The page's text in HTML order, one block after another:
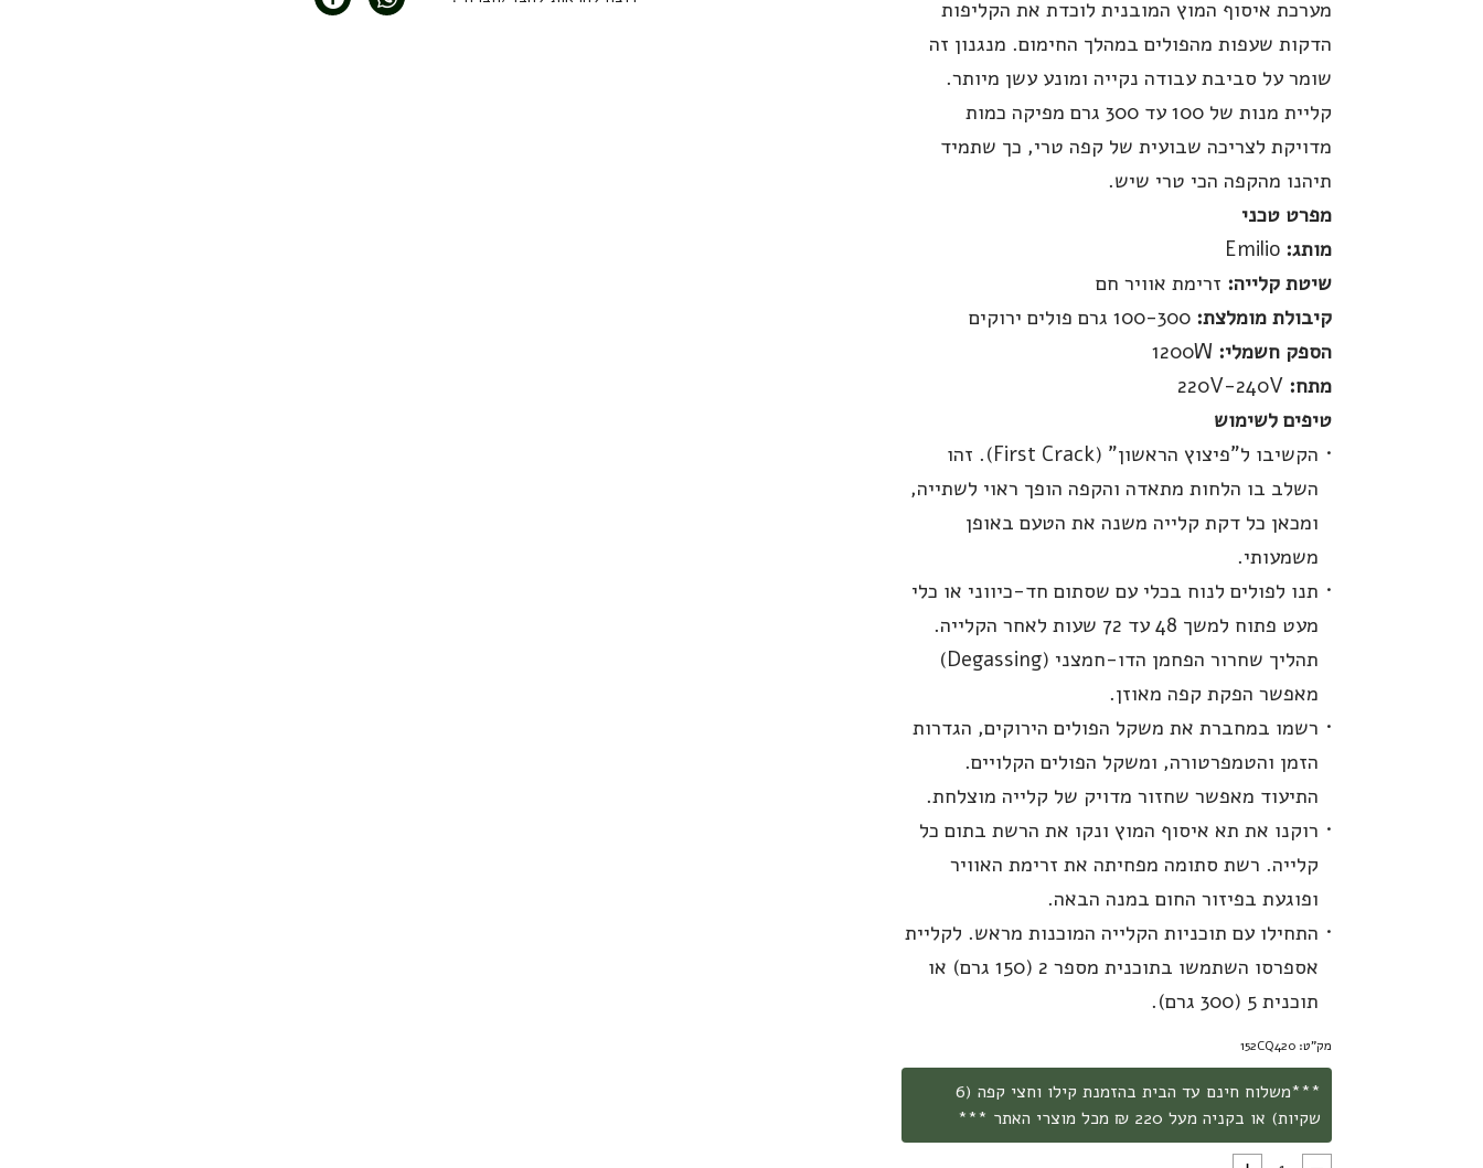
מערכת איסוף המוץ המובנית לוכדת את הקליפות
הדקות שעפות מהפולים במהלך החימום. מנגנון זה
שומר על סביבת עבודה נקייה ומונע עשן מיותר.
קליית מנות של 100 עד 300 גרם מפיקה כמות
מדויקת לצריכה שבועית של קפה טרי, כך שתמיד
תיהנו מהקפה הכי טרי שיש.
מפרט טכני
מותג:
שיטת קלייה: זרימת אוויר חם
קיבולת מומלצת:
הספק חשמלי:
מתח:
טיפים לשימוש
הקשיבו ל"פיצוץ הראשון" (First Crack). זהו
השלב בו הלחות מתאדה והקפה הופך ראוי לשתייה,
ומכאן כל דקת קלייה משנה את הטעם באופן
משמעותי.
תנו לפולים לנוח בכלי עם שסתום חד-כיווני או כלי
מעט פתוח למשך 48 עד 72 שעות לאחר הקלייה.
תהליך שחרור הפחמן הדו-חמצני (Degassing)
מאפשר הפקת קפה מאוזן.
רשמו במחברת את משקל הפולים הירוקים, הגדרות
הזמן והטמפרטורה, ומשקל הפולים הקלויים.
התיעוד מאפשר שחזור מדויק של קלייה מוצלחת.
רוקנו את תא איסוף המוץ ונקו את הרשת בתום כל
קלייה. רשת סתומה מפחיתה את זרימת האוויר
ופוגעת בפיזור החום במנה הבאה.
התחילו עם תוכניות הקלייה המוכנות מראש. לקליית
אספרסו השתמשו בתוכנית מספר 2 (150 גרם) או
תוכנית 5 (300 גרם).
מק"ט: 152CQ420
***משלוח חינם עד הבית בהזמנת קילו וחצי קפה (6
שקיות) או בקניה מעל 220 ₪ מכל מוצרי האתר ***